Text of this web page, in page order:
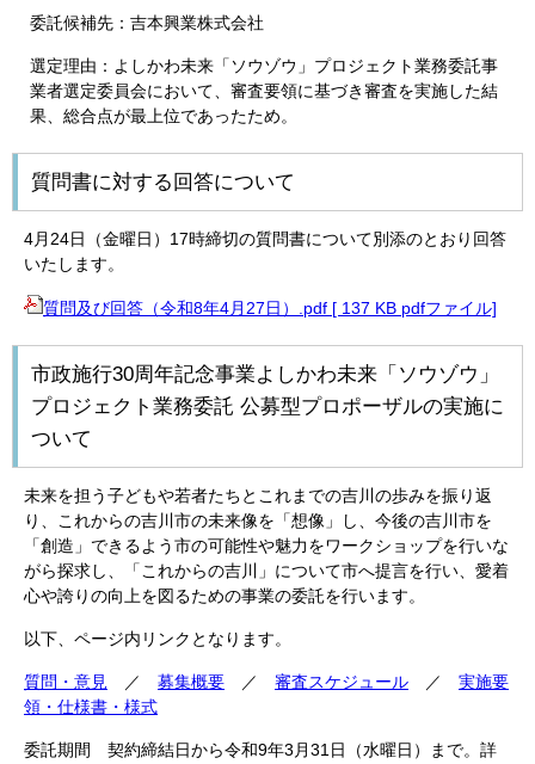
委託候補先：吉本興業株式会社
選定理由：よしかわ未来「ソウゾウ」プロジェクト業務委託事
業者選定委員会において、審査要領に基づき審査を実施した結
果、総合点が最上位であったため。
質問書に対する回答について
4月24日（金曜日）17時締切の質問書について別添のとおり回答
いたします。
質問及び回答（令和8年4月27日）.pdf [ 137 KB pdfファイル]
市政施行30周年記念事業よしかわ未来「ソウゾウ」
プロジェクト業務委託 公募型プロポーザルの実施に
ついて
未来を担う子どもや若者たちとこれまでの吉川の歩みを振り返
り、これからの吉川市の未来像を「想像」し、今後の吉川市を
「創造」できるよう市の可能性や魅力をワークショップを行いな
がら探求し、「これからの吉川」について市へ提言を行い、愛着
心や誇りの向上を図るための事業の委託を行います。
以下、ページ内リンクとなります。
質問・意見 ／ 募集概要 ／ 審査スケジュール ／ 実施要
領・仕様書・様式
委託期間 契約締結日から令和9年3月31日（水曜日）まで。詳